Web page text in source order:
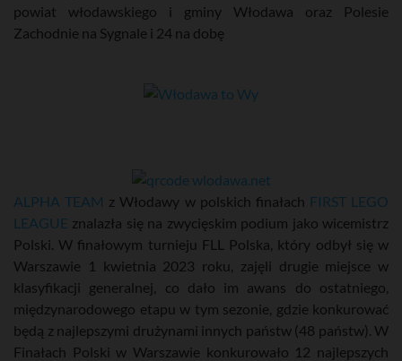
ALPHA TEAM z Włodawy w polskich finałach FIRST LEGO
LEAGUE znalazła się na zwycięskim podium jako wicemistrz
Polski. W finałowym turnieju FLL Polska, który odbył się w
Warszawie 1 kwietnia 2023 roku, zajęli drugie miejsce w
klasyfikacji generalnej, co dało im awans do ostatniego,
międzynarodowego etapu w tym sezonie, gdzie konkurować
będą z najlepszymi drużynami innych państw (48 państw). W
Finałach Polski w Warszawie konkurowało 12 najlepszych